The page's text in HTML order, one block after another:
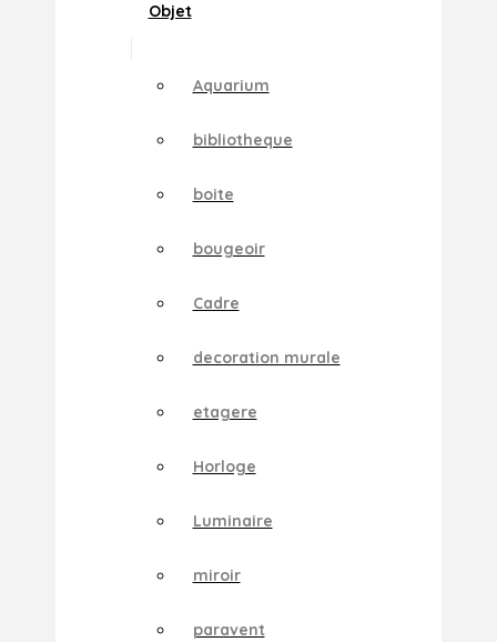
Objet
Aquarium
bibliotheque
boite
bougeoir
Cadre
decoration murale
etagere
Horloge
Luminaire
miroir
paravent